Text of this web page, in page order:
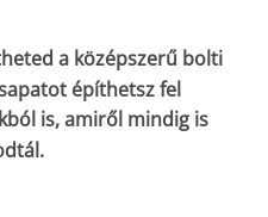
a középszerű bolti
építhetsz fel
is, amiről mindig is